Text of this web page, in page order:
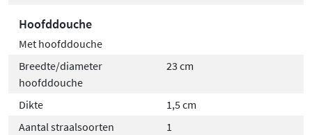
Hoofddouche
Met hoofddouche
Breedte/diameter
hoofddouche
23 cm
Dikte
1,5 cm
Aantal straalsoorten
1